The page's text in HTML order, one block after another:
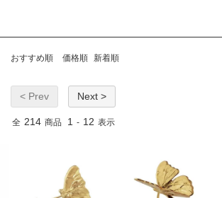
おすすめ順 価格順 新着順
< Prev Next >
全 214 商品 1 - 12 表示